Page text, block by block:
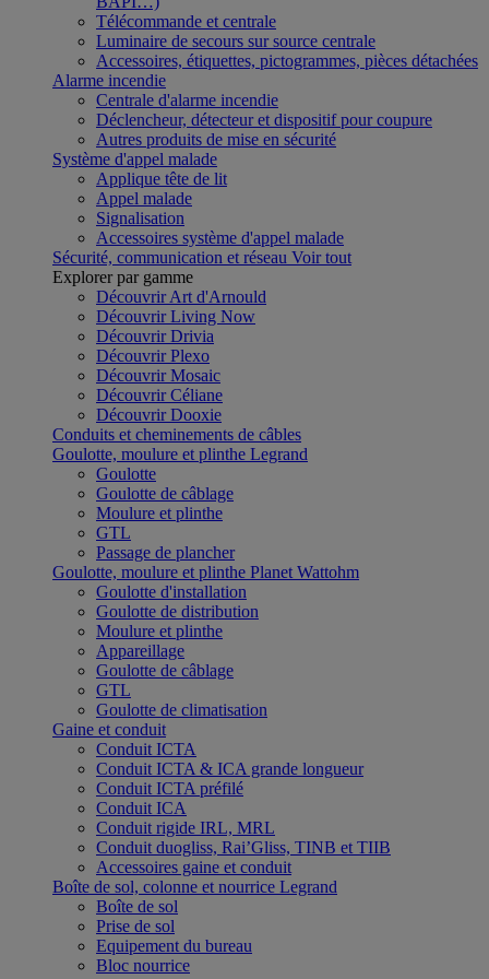
Télécommande et centrale
Luminaire de secours sur source centrale
Accessoires, étiquettes, pictogrammes, pièces détachées
Alarme incendie
Centrale d'alarme incendie
Déclencheur, détecteur et dispositif pour coupure
Autres produits de mise en sécurité
Système d'appel malade
Applique tête de lit
Appel malade
Signalisation
Accessoires système d'appel malade
Sécurité, communication et réseau Voir tout
Explorer par gamme
Découvrir Art d'Arnould
Découvrir Living Now
Découvrir Drivia
Découvrir Plexo
Découvrir Mosaic
Découvrir Céliane
Découvrir Dooxie
Conduits et cheminements de câbles
Goulotte, moulure et plinthe Legrand
Goulotte
Goulotte de câblage
Moulure et plinthe
GTL
Passage de plancher
Goulotte, moulure et plinthe Planet Wattohm
Goulotte d'installation
Goulotte de distribution
Moulure et plinthe
Appareillage
Goulotte de câblage
GTL
Goulotte de climatisation
Gaine et conduit
Conduit ICTA
Conduit ICTA & ICA grande longueur
Conduit ICTA préfilé
Conduit ICA
Conduit rigide IRL, MRL
Conduit duogliss, Rai’Gliss, TINB et TIIB
Accessoires gaine et conduit
Boîte de sol, colonne et nourrice Legrand
Boîte de sol
Prise de sol
Equipement du bureau
Bloc nourrice